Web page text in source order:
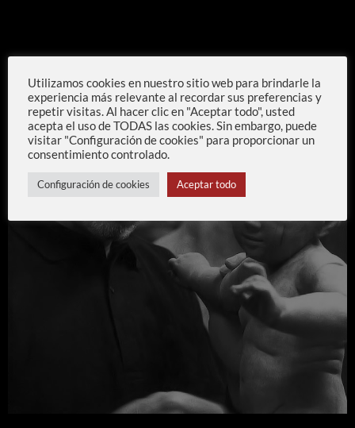
Utilizamos cookies en nuestro sitio web para brindarle la
experiencia más relevante al recordar sus preferencias y
repetir visitas. Al hacer clic en "Aceptar todo", usted
acepta el uso de TODAS las cookies. Sin embargo, puede
visitar "Configuración de cookies" para proporcionar un
consentimiento controlado.
Configuración de cookies Aceptar todo